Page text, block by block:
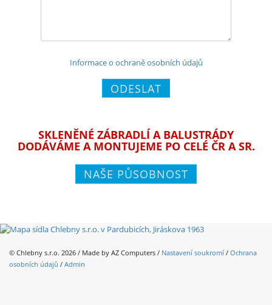
Informace o ochraně osobních údajů
ODESLAT
SKLENĚNÉ ZÁBRADLÍ A BALUSTRÁDY
DODÁVÁME A MONTUJEME PO CELÉ ČR A SR.
NAŠE PŮSOBNOST
© Chlebny s.r.o. 2026 / Made by AZ Computers / Nastavení soukromí / Ochrana
osobních údajů / Admin